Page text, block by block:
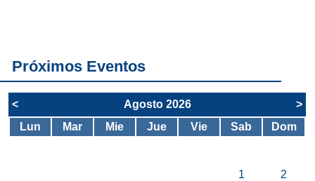
Próximos Eventos
< Agosto 2026
>
Lun
Mar Mie Jue Vie Sab Dom
1 2